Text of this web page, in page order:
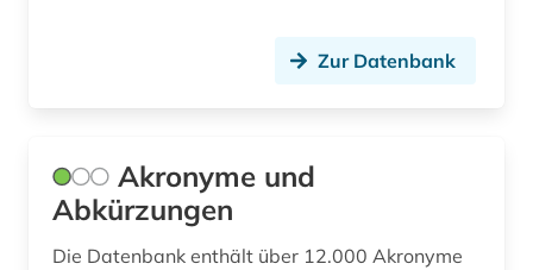
Zur Datenbank
Akronyme und
Abkürzungen
Die Datenbank enthält über 12.000 Akronyme